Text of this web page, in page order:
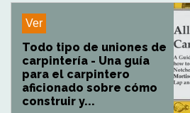
Ver
Todo tipo de uniones de
carpintería - Una guía
para el carpintero
aficionado sobre cómo
construir y...